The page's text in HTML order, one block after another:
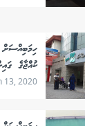
ކުއްޖާގެ
13, 2020